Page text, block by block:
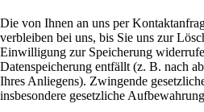
Die von Ihnen an uns per
verbleiben bei uns, bis Sie uns zur
Einwilligung zur Speicherung
Datenspeicherung entfällt (z. B. nach
Ihres Anliegens). Zwingende
insbesondere gesetzliche